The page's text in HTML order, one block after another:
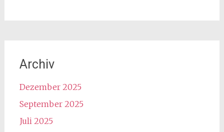
Archiv
Dezember 2025
September 2025
Juli 2025